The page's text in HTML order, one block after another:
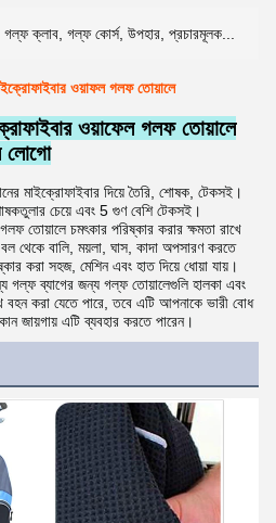
গল্ফ ক্লাব, গল্ফ কোর্স, উপহার, প্রচারমূলক...
ওয়াফল গলফ তোয়ালে
ওয়াফেল গলফ তোয়ালে
লোগো
মাইক্রোফাইবার দিয়ে তৈরি, শোষক, টেকসই।
তুলার চেয়ে এবং 5 গুণ বেশি টেকসই।
তোয়ালে চমৎকার পরিষ্কার করার ক্ষমতা রাখে
থেকে বালি, ময়লা, ঘাস, কাদা অপসারণ করতে
করা সহজ, মেশিন এবং হাত দিয়ে ধোয়া যায়।
গল্ফ ব্যাগের জন্য গল্ফ তোয়ালেগুলি হালকা এবং
করা যেতে পারে, তবে এটি আপনাকে ভারী বোধ
জায়গায় এটি ব্যবহার করতে পারেন।